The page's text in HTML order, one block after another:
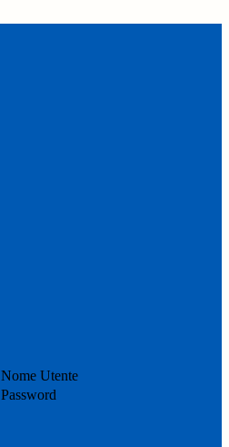
Nome Utente
Password